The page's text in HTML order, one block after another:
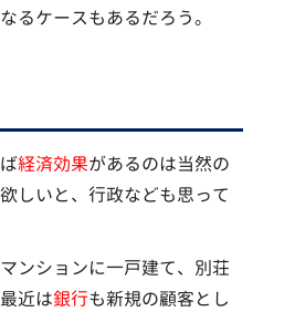
るケースもあるだろう。
経済効果があるのは当然の
しいと、行政なども思って
ンションに一戸建て、別荘
近は銀行も新規の顧客とし